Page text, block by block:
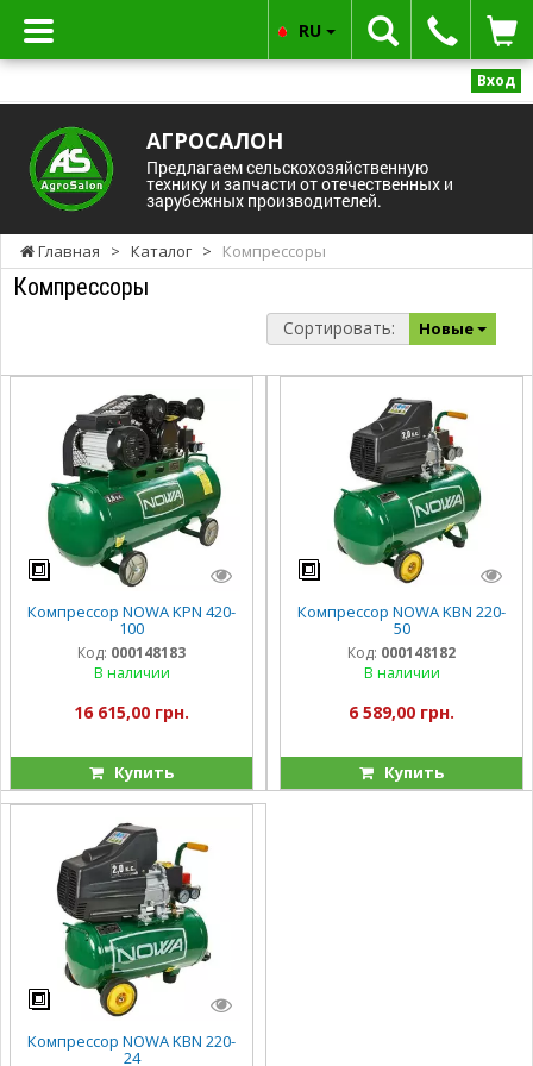
Вход
АГРОСАЛОН
Предлагаем сельскохозяйственную
технику и запчасти от отечественных и
зарубежных производителей.
RU
Главная > Каталог > Компрессоры
Компрессоры
Сортировать: Новые
Компрессор NOWA KPN 420-
100
Код: 000148183
В наличии
16 615,00 грн.
Купить
Компрессор NOWA KBN 220-
50
Код: 000148182
В наличии
6 589,00 грн.
Купить
Компрессор NOWA KBN 220-
24